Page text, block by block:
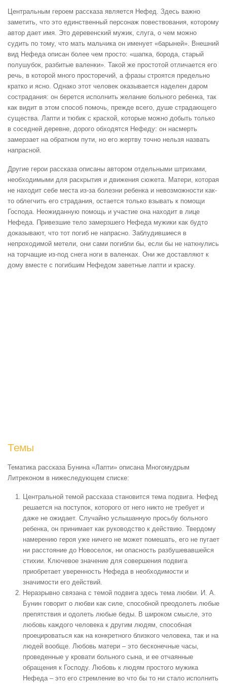
Центральным героем рассказа является Нефед. Здесь важно
заметить, что это единственный персонаж повествования, которому
автор дает имя. Это деревенский мужик, слуга, о чем можно
судить по тому, что мать мальчика он именует «барыней». Внешний
вид Нефеда описан более чем просто: «шапка, борода, старый
полушубок, разбитые валенки». Такой же простотой отличается его
речь, в которой много просторечий, а фразы строятся предельно
кратко и ясно. Однако этот человек оказывается наделен даром
сострадания: он берется исполнить желание больного ребенка, так
как видит в этом способ помочь, прежде всего, душе страдающего
существа. Лапти и тюбик с краской, которые можно добыть только
в соседней деревне, дорого обходятся Нефеду: он насмерть
замерзает на обратном пути, но его жертву точно нельзя назвать
напрасной.
Другие герои рассказа описаны автором отдельными штрихами,
необходимыми для раскрытия и движения сюжета. Матери, которая
не находит себе места из-за болезни ребенка и невозможности как-
то облегчить его страдания, остается только взывать к помощи
Господа. Неожиданную помощь и участие она находит в лице
Нефеда. Привезшие тело замерзшего Нефеда мужики как будто
доказывают, что тот погиб не напрасно. Заблудившиеся в
непроходимой метели, они сами погибли бы, если бы не наткнулись
на торчащие из-под снега ноги в валенках. Они же доставляют к
дому вместе с погибшим Нефедом заветные лапти и краску.
Темы
Тематика рассказа Бунина «Лапти» описана Многомудрым
Литреконом в нижеследующем списке:
Центральной темой рассказа становится тема подвига . Нефед
решается на поступок, которого от него никто не требует и
даже не ожидает. Случайно услышанную просьбу больного
ребенка, он принимает как руководство к действию. Твердому
намерению героя уже ничего не может помешать, его не пугает
ни расстояние до Новоселок, ни опасность разбушевавшейся
стихии. Ключевое значение для совершения подвига
приобретает уверенность Нефеда в необходимости и
значимости его действий.
Неразрывно связана с темой подвига здесь тема любви . И. А.
Бунин говорит о любви как силе, способной преодолеть любые
препятствия и одолеть любые беды. В широком смысле, это
любовь каждого человека к другим людям, способная
проецироваться как на конкретного близкого человека, так и на
людей вообще. Любовь матери – это бесконечные часы,
проведенные у кровати больного сына, и ее отчаянные
обращения к Господу. Любовь к людям простого мужика
Нефеда – это его стремление во что бы то ни стало исполнить